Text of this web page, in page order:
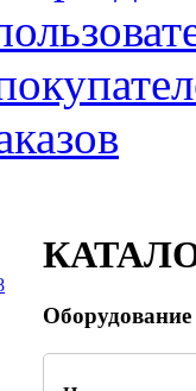
Оборудование